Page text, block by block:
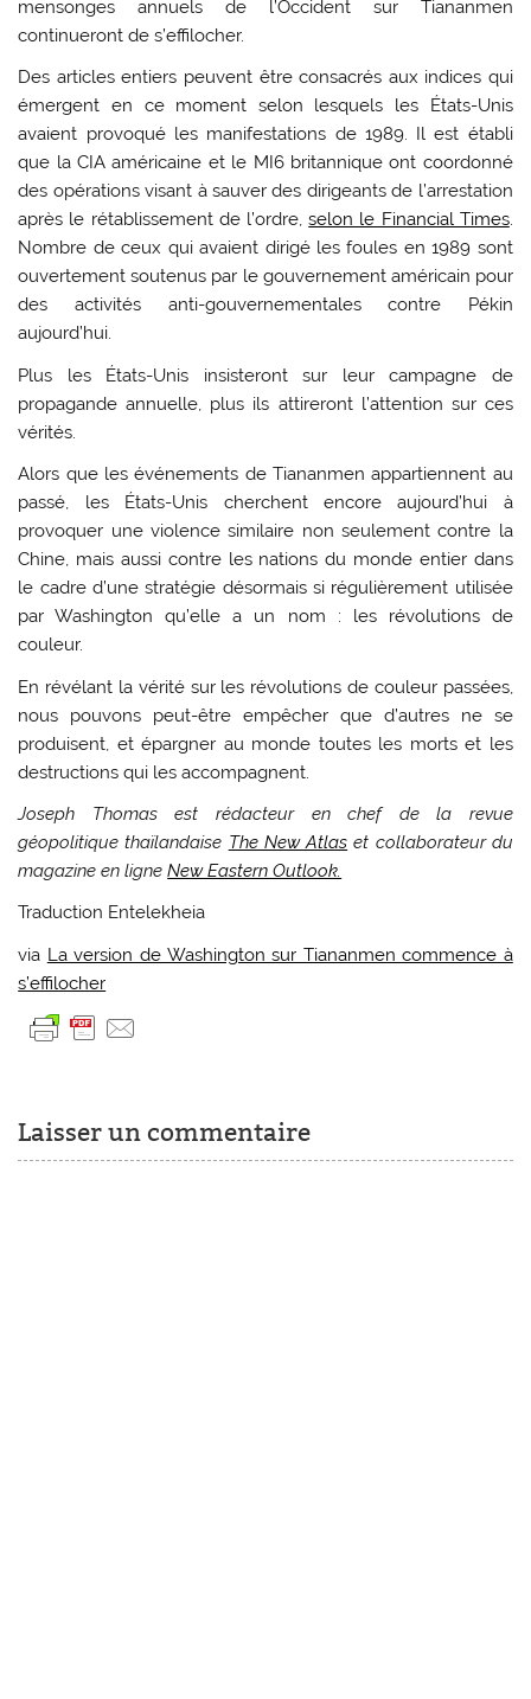
mensonges annuels de l’Occident sur Tiananmen
continueront de s’effilocher.
Des articles entiers peuvent être consacrés aux indices qui
émergent en ce moment selon lesquels les États-Unis
avaient provoqué les manifestations de 1989. Il est établi
que la CIA américaine et le MI6 britannique ont coordonné
des opérations visant à sauver des dirigeants de l’arrestation
après le rétablissement de l’ordre,selon le Financial Times.
Nombre de ceux qui avaient dirigé les foules en 1989 sont
ouvertement soutenus par le gouvernement américain pour
des activités anti-gouvernementales contre Pékin
aujourd’hui.
Plus les États-Unis insisteront sur leur campagne de
propagande annuelle, plus ils attireront l’attention sur ces
vérités.
Alors que les événements de Tiananmen appartiennent au
passé, les États-Unis cherchent encore aujourd’hui à
provoquer une violence similaire non seulement contre la
Chine, mais aussi contre les nations du monde entier dans
le cadre d’une stratégie désormais si régulièrement utilisée
par Washington qu’elle a un nom : les révolutions de
couleur.
En révélant la vérité sur les révolutions de couleur passées,
nous pouvons peut-être empêcher que d’autres ne se
produisent, et épargner au monde toutes les morts et les
destructions qui les accompagnent.
Joseph Thomas est rédacteur en chef de la revue
géopolitique thaïlandaise The New Atlas et collaborateur du
magazine en ligneNew Eastern Outlook.
Traduction Entelekheia
via La version de Washington sur Tiananmen commence à
s’effilocher
Laisser un commentaire